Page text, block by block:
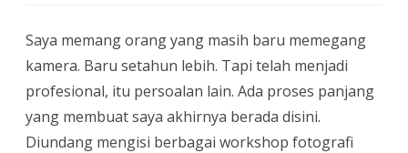
dan
Fotografi
Saya memang orang yang masih baru memegang
kamera. Baru setahun lebih. Tapi telah menjadi
profesional, itu persoalan lain. Ada proses panjang
yang membuat saya akhirnya berada disini.
Diundang mengisi berbagai workshop fotografi